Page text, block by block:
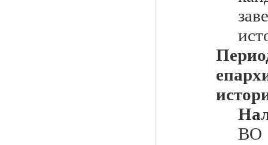
ВО